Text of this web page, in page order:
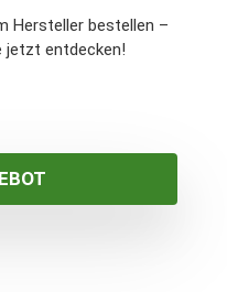
Hersteller bestellen –
jetzt entdecken!